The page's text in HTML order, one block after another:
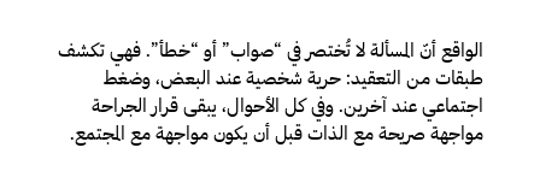
الواقع أنّ المسألة لا تُختصر في “صواب” أو “خطأ”. فهي تكشف
طبقات من التعقيد: حرية شخصية عند البعض، وضغط
اجتماعي عند آخرين. وفي كل الأحوال، يبقى قرار الجراحة
مواجهة صريحة مع الذات قبل أن يكون مواجهة مع المجتمع.